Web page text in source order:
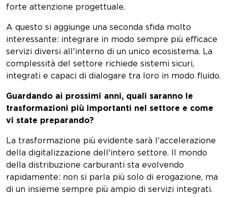
forte attenzione progettuale.
A questo si aggiunge una seconda sfida molto
interessante: integrare in modo sempre più efficace
servizi diversi all'interno di un unico ecosistema. La
complessità del settore richiede sistemi sicuri,
integrati e capaci di dialogare tra loro in modo fluido.
Guardando ai prossimi anni, quali saranno le
trasformazioni più importanti nel settore e come
vi state preparando?
La trasformazione più evidente sarà l'accelerazione
della digitalizzazione dell'intero settore. Il mondo
della distribuzione carburanti sta evolvendo
rapidamente: non si parla più solo di erogazione, ma
di un insieme sempre più ampio di servizi integrati.